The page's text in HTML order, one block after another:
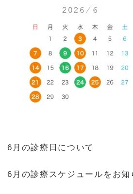
6月の診療日について
6月の診療スケジュールをお知